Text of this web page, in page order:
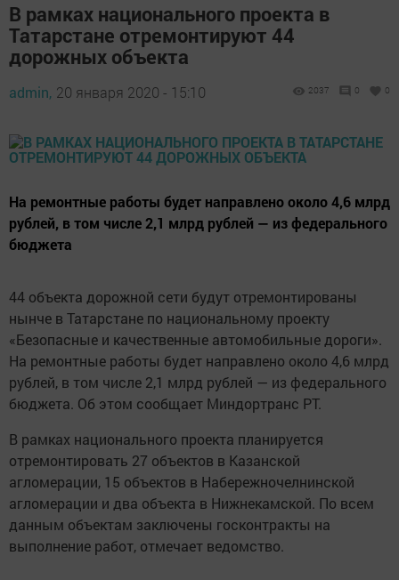
В рамках национального проекта в
Татарстане отремонтируют 44
дорожных объекта
admin, 20 января 2020 - 15:10 2037 0 0
На ремонтные работы будет направлено около 4,6 млрд
рублей, в том числе 2,1 млрд рублей — из федерального
бюджета
44 объекта дорожной сети будут отремонтированы
нынче в Татарстане по национальному проекту
«Безопасные и качественные автомобильные дороги».
На ремонтные работы будет направлено около 4,6 млрд
рублей, в том числе 2,1 млрд рублей — из федерального
бюджета. Об этом сообщает Миндортранс РТ.
В рамках национального проекта планируется
отремонтировать 27 объектов в Казанской
агломерации, 15 объектов в Набережночелнинской
агломерации и два объекта в Нижнекамской. По всем
данным объектам заключены госконтракты на
выполнение работ, отмечает ведомство.